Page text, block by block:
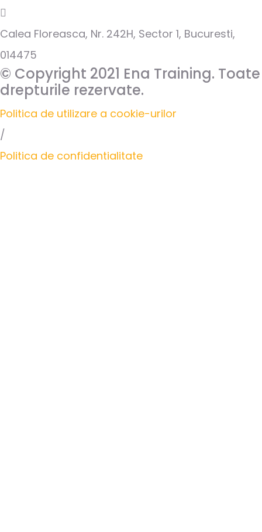
Calea Floreasca, Nr. 242H, Sector 1, Bucuresti,
014475
© Copyright 2021 Ena Training. Toate
drepturile rezervate.
Politica de utilizare a cookie-urilor
/
Politica de confidentialitate